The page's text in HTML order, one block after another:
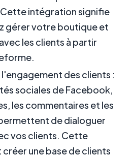
intégration signifie
gérer votre boutique et
les clients à partir
des clients :
sociales de Facebook,
les commentaires et les
de dialoguer
vos clients. Cette
une base de clients